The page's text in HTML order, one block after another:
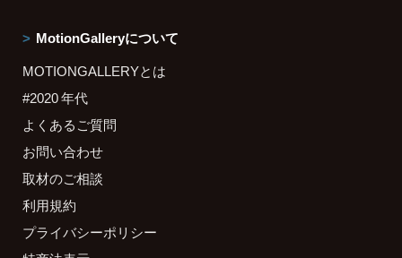
MotionGalleryについて
MOTIONGALLERYとは
#2020 年代
よくあるご質問
お問い合わせ
取材のご相談
利用規約
プライバシーポリシー